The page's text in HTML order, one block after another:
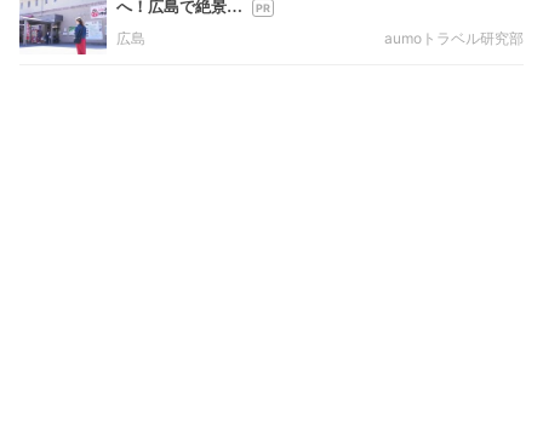
へ！広島で絶景…
広島
aumoトラベル研究部